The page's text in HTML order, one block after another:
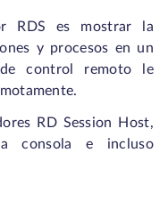
RDS es mostrar la
y procesos en un
control remoto le
RD Session Host,
consola e incluso